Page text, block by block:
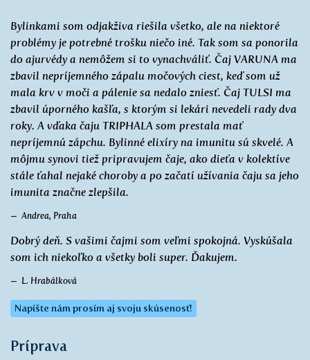
Bylinkami som odjakživa riešila všetko, ale na niektoré
problémy je potrebné trošku niečo iné. Tak som sa ponorila
do ajurvédy a nemôžem si to vynachváliť. Čaj VARUNA ma
zbavil nepríjemného zápalu močových ciest, keď som už
mala krv v moči a pálenie sa nedalo zniesť. Čaj TULSI ma
zbavil úporného kašľa, s ktorým si lekári nevedeli rady dva
roky. A vďaka čaju TRIPHALA som prestala mať
nepríjemnú zápchu. Bylinné elixíry na imunitu sú skvelé. A
môjmu synovi tiež pripravujem čaje, ako dieťa v kolektíve
stále ťahal nejaké choroby a po začatí užívania čaju sa jeho
imunita značne zlepšila.
Andrea, Praha
Dobrý deň. S vašimi čajmi som veľmi spokojná. Vyskúšala
som ich niekoľko a všetky boli super. Ďakujem.
L. Hrabálková
Napíšte nám prosím aj svoju skúsenosť!
Príprava